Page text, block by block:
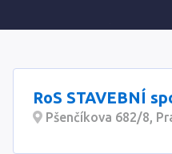
RoS STAVEBNÍ
Pšenčíkova 682/8,